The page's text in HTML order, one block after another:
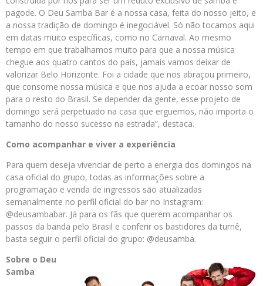
pagode. O Deu Samba Bar é a nossa casa, feita do nosso jeito, e
a nossa tradição de domingo é inegociável. Só não tocamos aqui
em datas muito específicas, como no Carnaval. Ao mesmo
tempo em que trabalhamos muito para que a nossa música
chegue aos quatro cantos do país, jamais vamos deixar de
valorizar Belo Horizonte. Foi a cidade que nos abraçou primeiro,
que consome nossa música e que nos ajuda a ecoar nosso som
para o resto do Brasil. Se depender da gente, esse projeto de
domingo será perpetuado na casa que erguemos, não importa o
tamanho do nosso sucesso na estrada”, destaca.
Como acompanhar e viver a experiência
Para quem deseja vivenciar de perto a energia dos domingos na
casa oficial do grupo, todas as informações sobre a
programação e venda de ingressos são atualizadas
semanalmente no perfil oficial do bar no Instagram:
@deusambabar. Já para os fãs que querem acompanhar os
passos da banda pelo Brasil e conferir os bastidores da turnê,
basta seguir o perfil oficial do grupo: @deusamba.
Sobre o Deu
Samba